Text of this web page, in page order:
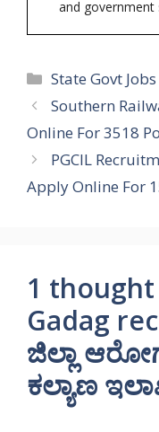
and government
Categories
State Govt Jobs
Southern
Online For 3518
PGCIL
Apply Online For
1 thought
Gadag
ಜಿಲ್ಲಾ
ಕಲ್ಯಾಣ